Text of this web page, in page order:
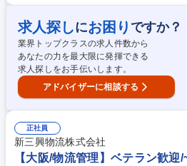
し、課題に寄り添った提案を行っていきま
での研修からスタート。製造工場や仕入れ
みを手で触れながら学びます。その後は支
T。業界未経験でも安心して成長できます◎ 募集職種 ★第二新卒/接客・
販売経験歓迎★！水戸【ルート営業】創業
求人探しにお困り ですか？
業界トップクラスの求人件数から
あなたの力を最大限に発揮できる
求人探しをお手伝いします。
アドバイザーに相談する
正社員
新三興物流株式会社
【大阪/物流管理】ベテラン歓